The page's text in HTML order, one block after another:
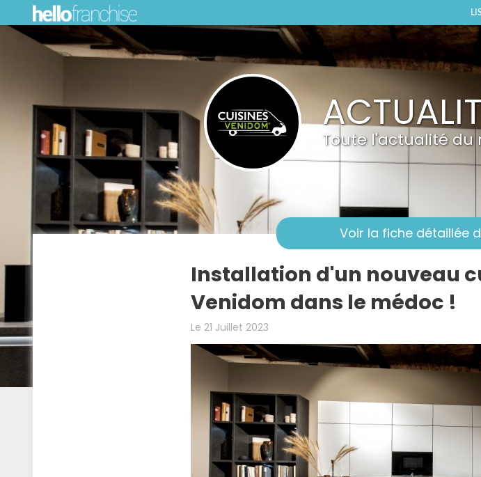
Toute l'actualité du
Voir la fiche détaillée
Installation d'un nouveau
Venidom dans le médoc !
Le 21 Juillet 2023